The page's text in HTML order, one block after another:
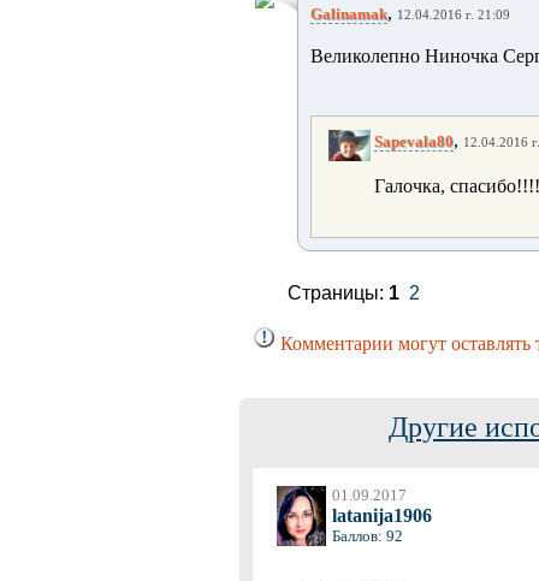
Galinamak, 12.04.2016 г. 21:09
Великолепно Ниночка
Sapevala80, 12.04.2016
Галочка,
Страницы: 1 2
Комментарии могут оставлять
Другие
01.09.2017
latanija1906
Баллов: 92